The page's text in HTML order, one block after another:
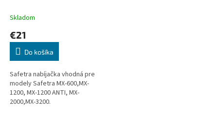
Skladom
€21
Do košíka
Safetra nabíjačka vhodná pre
modely Safetra MX-600,MX-
1200, MX-1200 ANTI, MX-
2000,MX-3200.